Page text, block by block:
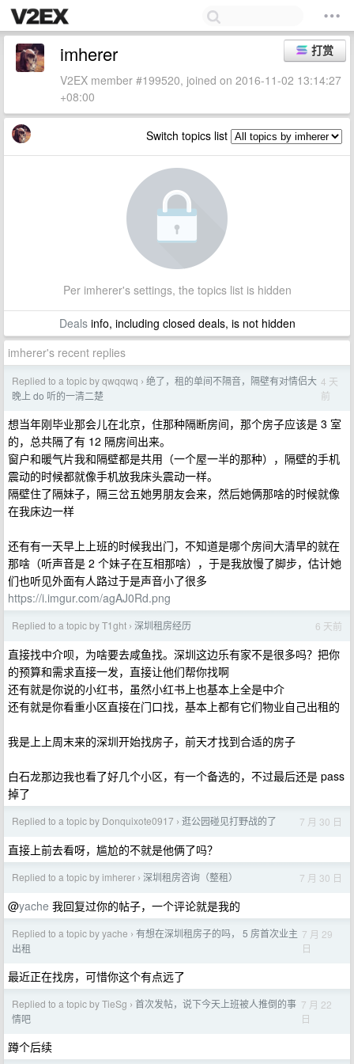
打赏
imherer
V2EX member #199520, joined on 2016-11-02 13:14:27
+08:00
Switch topics list
Per imherer's settings, the topics list is hidden
Dealsinfo, including closed deals, is not hidden
imherer's recent replies
Replied to a topic by qwqqwq › 绝了，租的单间不隔音，隔壁有对情侣大
晚上 do 听的一清二楚
4 天
前
想当年刚毕业那会儿在北京，住那种隔断房间，那个房子应该是 3 室
的，总共隔了有 12 隔房间出来。
窗户和暖气片我和隔壁都是共用（一个屋一半的那种），隔壁的手机
震动的时候都就像手机放我床头震动一样。
隔壁住了隔妹子，隔三岔五她男朋友会来，然后她俩那啥的时候就像
在我床边一样
还有有一天早上上班的时候我出门，不知道是哪个房间大清早的就在
那啥（听声音是 2 个妹子在互相那啥），于是我放慢了脚步，估计她
们也听见外面有人路过于是声音小了很多
https://i.imgur.com/agAJ0Rd.png
Replied to a topic by T1ght › 深圳租房经历 6 天前
直接找中介呗，为啥要去咸鱼找。深圳这边乐有家不是很多吗？把你
的预算和需求直接一发，直接让他们帮你找啊
还有就是你说的小红书，虽然小红书上也基本上全是中介
还有就是你看重小区直接在门口找，基本上都有它们物业自己出租的
我是上上周末来的深圳开始找房子，前天才找到合适的房子
白石龙那边我也看了好几个小区，有一个备选的，不过最后还是 pass
掉了
Replied to a topic by Donquixote0917 › 逛公园碰见打野战的了 7 月 30 日
直接上前去看呀，尴尬的不就是他俩了吗？
Replied to a topic by imherer › 深圳租房咨询（整租） 7 月 30 日
@yache 我回复过你的帖子，一个评论就是我的
Replied to a topic by yache › 有想在深圳租房子的吗， 5 房首次业主
出租
7 月 29
日
最近正在找房，可惜你这个有点远了
Replied to a topic by TieSg › 首次发帖，说下今天上班被人推倒的事
情吧
7 月 22
日
蹲个后续